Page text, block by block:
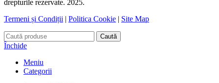
drepturile rezervate. 2025.
Termeni și Condiții | Politica Cookie | Site Map
Caută
Închide
Meniu
Categorii